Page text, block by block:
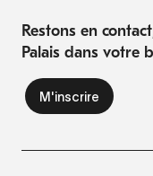
Restons en
Palais dans votre